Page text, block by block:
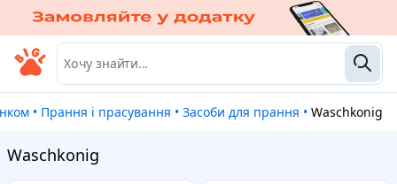
• Прання і прасування • Засоби для прання • Waschkonig
Waschkonig